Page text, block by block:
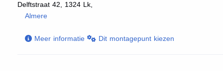
Delftstraat 42, 1324 Lk,
Almere
Meer informatie Dit montagepunt kiezen